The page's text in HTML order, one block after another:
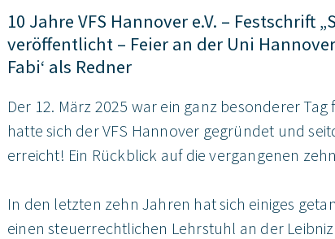
10 Jahre VFS Hannover e.V. – Festschrift
veröffentlicht – Feier an der Uni
Fabi‘ als Redner
Der 12. März 2025 war ein ganz besonderer
hatte sich der VFS Hannover gegründet und
erreicht! Ein Rückblick auf die vergangenen
In den letzten zehn Jahren hat sich einiges
einen steuerrechtlichen Lehrstuhl an der